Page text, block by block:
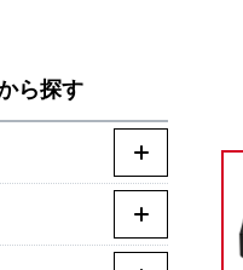
ら探す